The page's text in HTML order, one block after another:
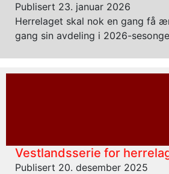
Publisert 23. januar 2026
Herrelaget skal nok en gang få
gang sin avdeling i 2026-
Vestlandsserie for
Publisert 20. desember 2025